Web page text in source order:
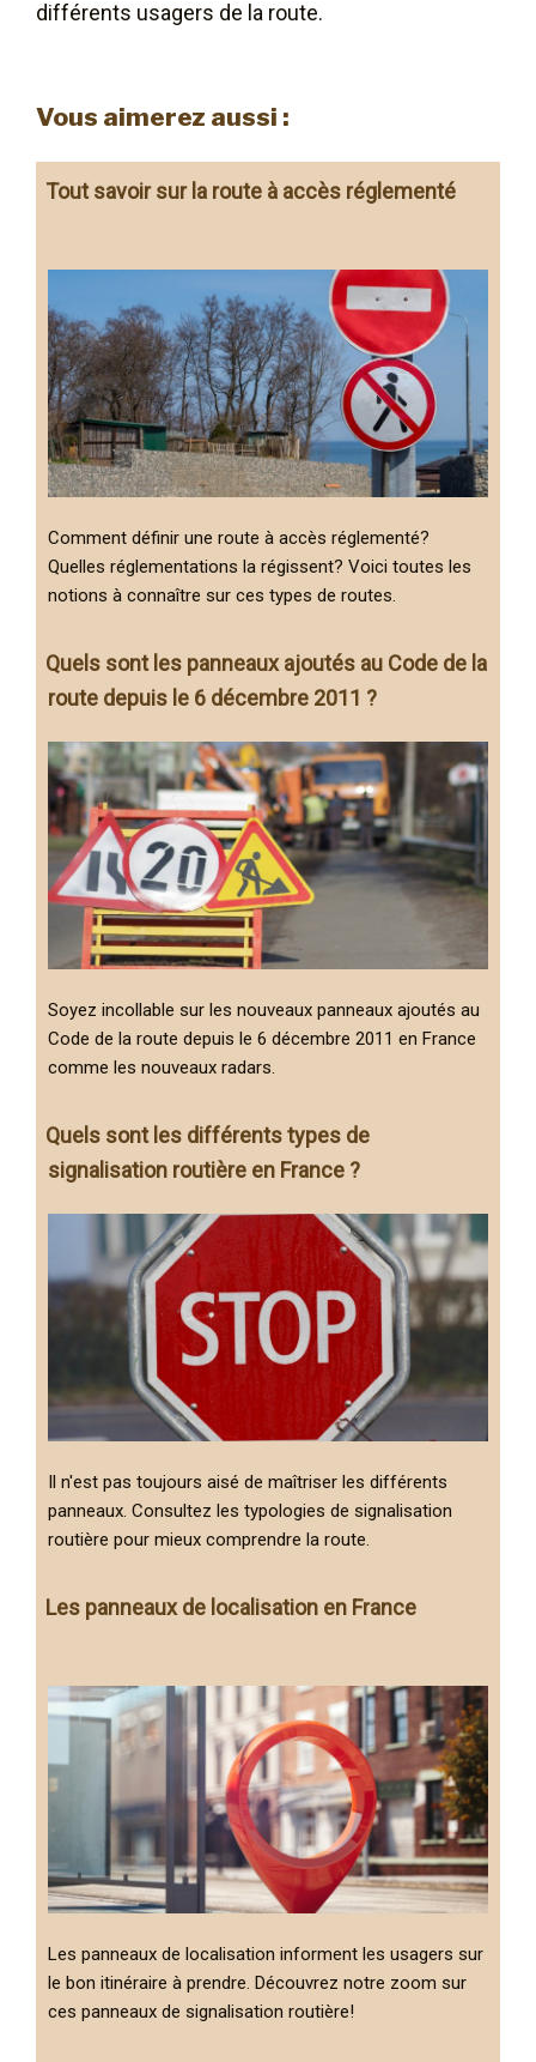
différents usagers de la route.
Vous aimerez aussi :
Tout savoir sur la route à accès réglementé
Comment définir une route à accès réglementé?
Quelles réglementations la régissent? Voici toutes les
notions à connaître sur ces types de routes.
Quels sont les panneaux ajoutés au Code de la
route depuis le 6 décembre 2011 ?
Soyez incollable sur les nouveaux panneaux ajoutés au
Code de la route depuis le 6 décembre 2011 en France
comme les nouveaux radars.
Quels sont les différents types de
signalisation routière en France ?
Il n'est pas toujours aisé de maîtriser les différents
panneaux. Consultez les typologies de signalisation
routière pour mieux comprendre la route.
Les panneaux de localisation en France
Les panneaux de localisation informent les usagers sur
le bon itinéraire à prendre. Découvrez notre zoom sur
ces panneaux de signalisation routière!